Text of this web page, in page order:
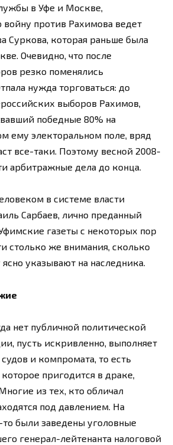
в Уфе и Москве,
против Рахимова ведет
Суркова, которая раньше была
Очевидно, что после
резко поменялись
нужда торговаться: до
выборов Рахимов,
победные 80% на
ему электоральном поле, вряд
все-таки. Поэтому весной 2008-
арбитражные дела до конца.
в системе власти
Сарбаев, лично преданный
газеты с некоторых пор
столько же внимания, сколько
указывают на наследника.
нет публичной политической
пусть искривленно, выполняет
и компромата, то есть
пригодится в драке,
из тех, кто обличал
под давлением. На
были заведены уголовные
генерал-лейтенанта налоговой